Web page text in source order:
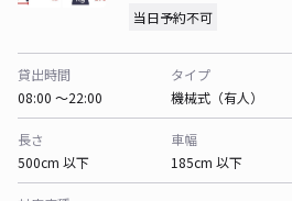
当日予約不可
貸出時間
08:00 〜22:00
タイプ
機械式（有人）
長さ
500cm 以下
車幅
185cm 以下